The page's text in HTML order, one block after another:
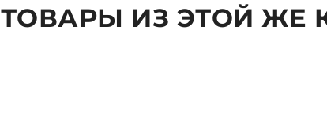
ТОВАРЫ ИЗ ЭТОЙ ЖЕ